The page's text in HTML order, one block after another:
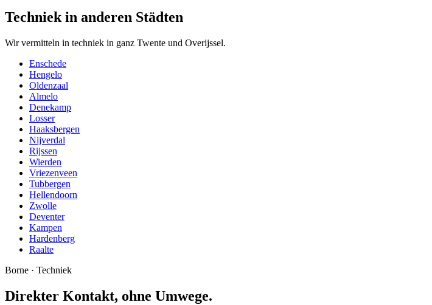
Techniek in anderen Städten
Wir vermitteln in techniek in ganz Twente und Overijssel.
Enschede
Hengelo
Oldenzaal
Almelo
Denekamp
Losser
Haaksbergen
Nijverdal
Rijssen
Wierden
Vriezenveen
Tubbergen
Hellendoorn
Zwolle
Deventer
Kampen
Hardenberg
Raalte
Borne · Techniek
Direkter Kontakt, ohne Umwege.